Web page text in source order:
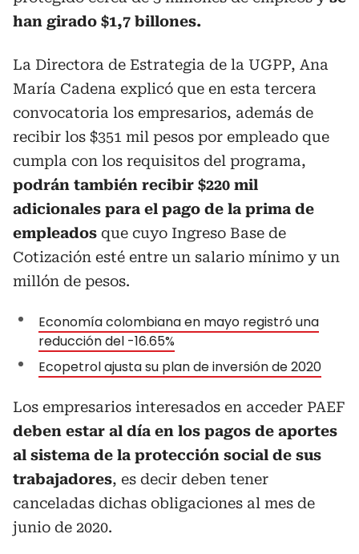
han girado $1,7 billones.
La Directora de Estrategia de la UGPP, Ana
María Cadena explicó que en esta tercera
convocatoria los empresarios, además de
recibir los $351 mil pesos por empleado que
cumpla con los requisitos del programa,
podrán también recibir $220 mil
adicionales para el pago de la prima de
empleados que cuyo Ingreso Base de
Cotización esté entre un salario mínimo y un
millón de pesos.
Economía colombiana en mayo registró una
reducción del -16.65%
Ecopetrol ajusta su plan de inversión de 2020
Los empresarios interesados en acceder PAEF
deben estar al día en los pagos de aportes
al sistema de la protección social de sus
trabajadores, es decir deben tener
canceladas dichas obligaciones al mes de
junio de 2020.